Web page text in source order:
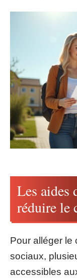
Les aides
réduire le
Pour alléger le
sociaux,
accessibles